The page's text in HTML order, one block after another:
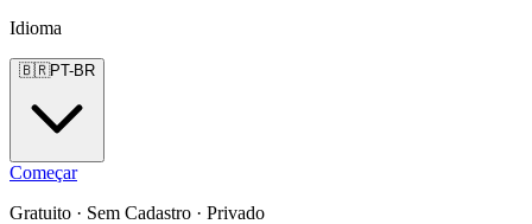
Idioma
🇧🇷PT-BR
Começar
Gratuito · Sem Cadastro · Privado